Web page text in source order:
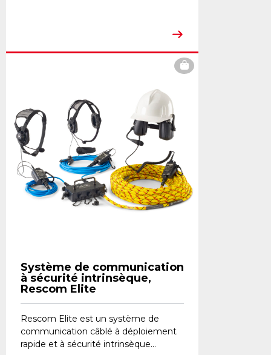
Système de communication
à sécurité intrinsèque,
Rescom Elite
Rescom Elite est un système de
communication câblé à déploiement
rapide et à sécurité intrinsèque...